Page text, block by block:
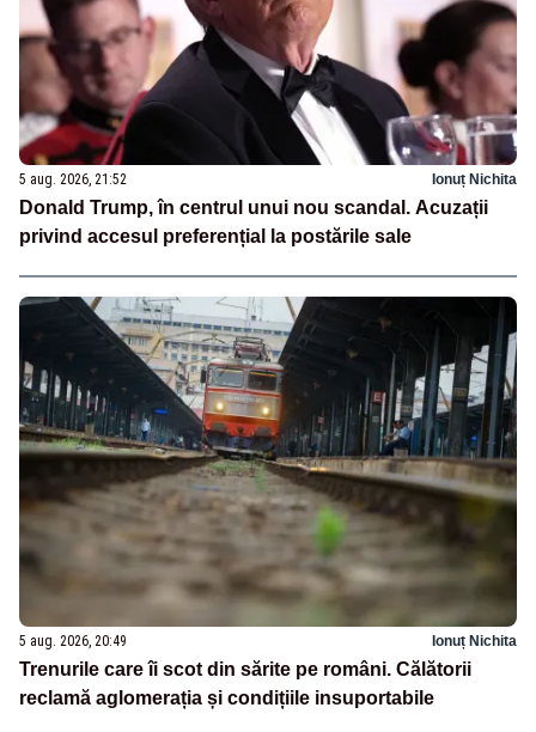
5 aug. 2026, 21:52 Ionuț Nichita
Donald Trump, în centrul unui nou scandal. Acuzații
privind accesul preferențial la postările sale
5 aug. 2026, 20:49 Ionuț Nichita
Trenurile care îi scot din sărite pe români. Călătorii
reclamă aglomerația și condițiile insuportabile